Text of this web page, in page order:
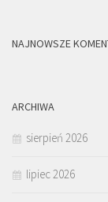
NAJNOWSZE
ARCHIWA
sierpień 2026
lipiec 2026